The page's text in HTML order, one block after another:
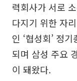
력회사가 서로
다지기 위한 자
인 ‘협성회’ 정
되며 삼성 주요
이 돼왔다.